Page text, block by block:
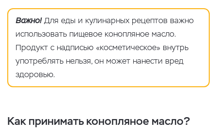
Важно!Для еды и кулинарных рецептов важно
использовать пищевое конопляное масло.
Продукт с надписью «косметическое» внутрь
употреблять нельзя, он может нанести вред
здоровью.
Как принимать конопляное масло?